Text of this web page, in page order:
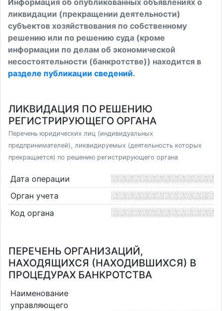
Информация об опубликованных объявлениях о
ликвидации (прекращении деятельности)
субъектов хозяйствования по собственному
решению или по решению суда (кроме
информации по делам об экономической
несостоятельности (банкротстве)) находится в
разделе публикации сведений.
ЛИКВИДАЦИЯ ПО РЕШЕНИЮ
РЕГИСТРИРУЮЩЕГО ОРГАНА
Перечень юридических лиц (индивидуальных
предпринимателей), ликвидируемых (деятельность которых
прекращается) по решению регистрирующего органа
Дата операции
Орган учета
Код органа
ПЕРЕЧЕНЬ ОРГАНИЗАЦИЙ,
НАХОДЯЩИХСЯ (НАХОДИВШИХСЯ) В
ПРОЦЕДУРАХ БАНКРОТСТВА
Наименование
управляющего